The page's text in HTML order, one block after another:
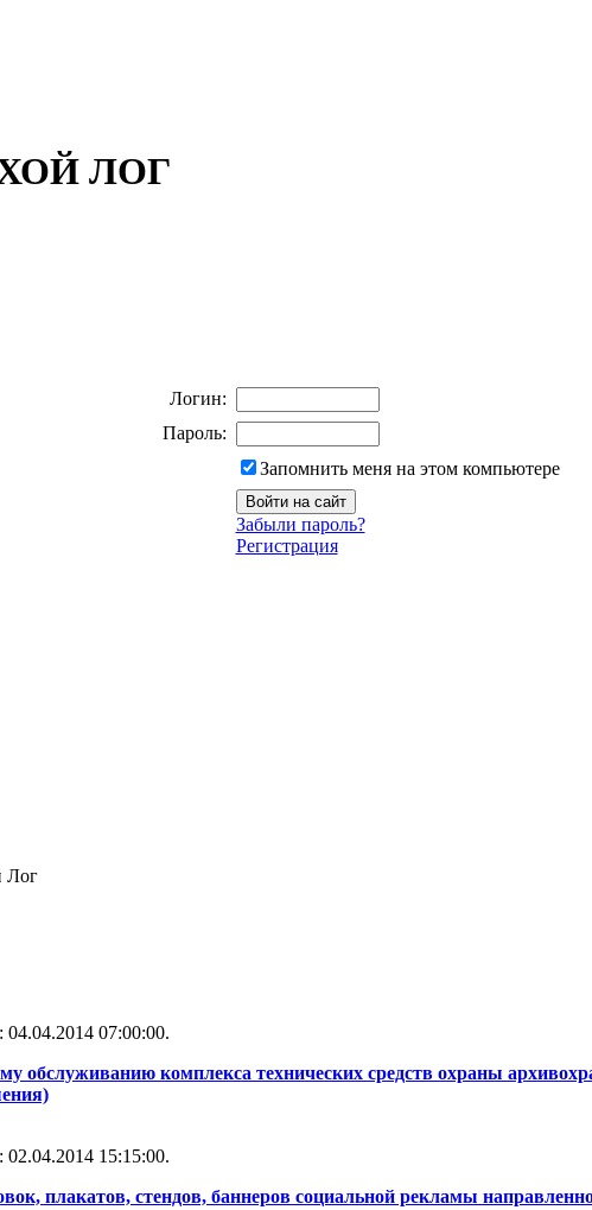
ЛОГ
Логин:
Пароль:
Запомнить меня на этом компьютере
Забыли пароль?
Регистрация
Лог
04.04.2014 07:00:00.
обслуживанию комплекса технических средств охраны
02.04.2014 15:15:00.
плакатов, стендов, баннеров социальной рекламы